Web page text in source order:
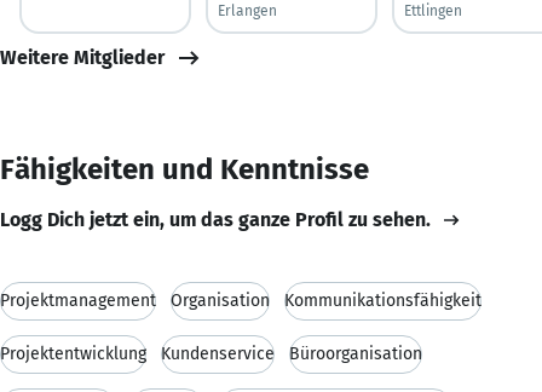
Erlangen
Ettlingen
Weitere Mitglieder
Fähigkeiten und Kenntnisse
Logg Dich jetzt ein, um das ganze Profil zu sehen.
Projektmanagement Organisation Kommunikationsfähigkeit
Projektentwicklung Kundenservice Büroorganisation